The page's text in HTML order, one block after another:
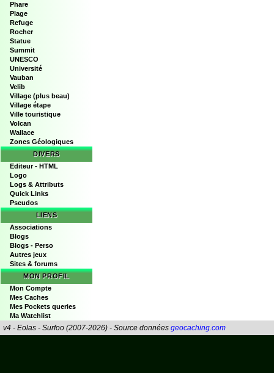
Phare
Plage
Refuge
Rocher
Statue
Summit
UNESCO
Université
Vauban
Velib
Village (plus beau)
Village étape
Ville touristique
Volcan
Wallace
Zones Géologiques
DIVERS
Editeur - HTML
Logo
Logs & Attributs
Quick Links
Pseudos
LIENS
Associations
Blogs
Blogs - Perso
Autres jeux
Sites & forums
MON PROFIL
Mon Compte
Mes Caches
Mes Pockets queries
Ma Watchlist
v4 - Eolas - Surfoo (2007-2026) - Source données geocaching.com